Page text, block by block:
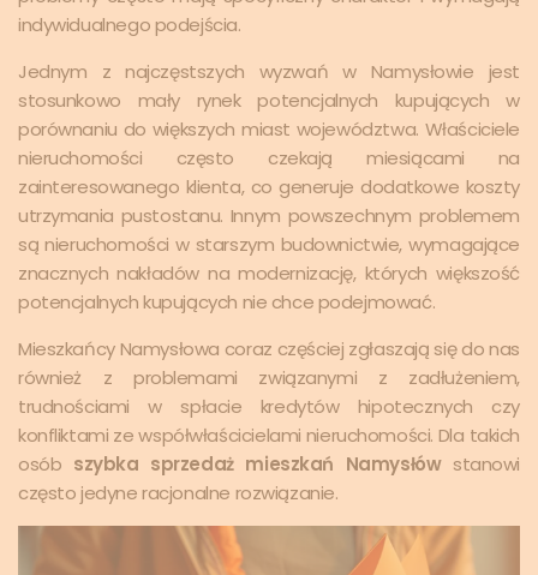
indywidualnego podejścia.
Jednym z najczęstszych wyzwań w Namysłowie jest
stosunkowo mały rynek potencjalnych kupujących w
porównaniu do większych miast województwa. Właściciele
nieruchomości często czekają miesiącami na
zainteresowanego klienta, co generuje dodatkowe koszty
utrzymania pustostanu. Innym powszechnym problemem
są nieruchomości w starszym budownictwie, wymagające
znacznych nakładów na modernizację, których większość
potencjalnych kupujących nie chce podejmować.
Mieszkańcy Namysłowa coraz częściej zgłaszają się do nas
również z problemami związanymi z zadłużeniem,
trudnościami w spłacie kredytów hipotecznych czy
konfliktami ze współwłaścicielami nieruchomości. Dla takich
osób szybka sprzedaż mieszkań Namysłówstanowi
często jedyne racjonalne rozwiązanie.